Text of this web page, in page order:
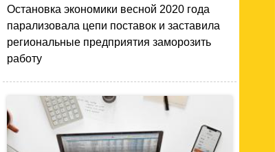
Остановка экономики весной 2020 года
парализовала цепи поставок и заставила
региональные предприятия заморозить
работу